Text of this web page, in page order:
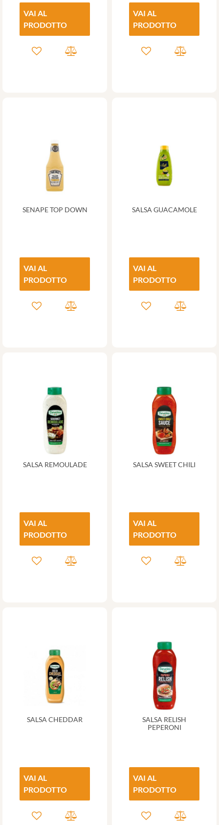
VAI AL
PRODOTTO
VAI AL
PRODOTTO
SENAPE TOP DOWN
VAI AL
PRODOTTO
SALSA GUACAMOLE
VAI AL
PRODOTTO
SALSA REMOULADE
VAI AL
PRODOTTO
SALSA SWEET CHILI
VAI AL
PRODOTTO
SALSA CHEDDAR
VAI AL
PRODOTTO
SALSA RELISH
PEPERONI
VAI AL
PRODOTTO